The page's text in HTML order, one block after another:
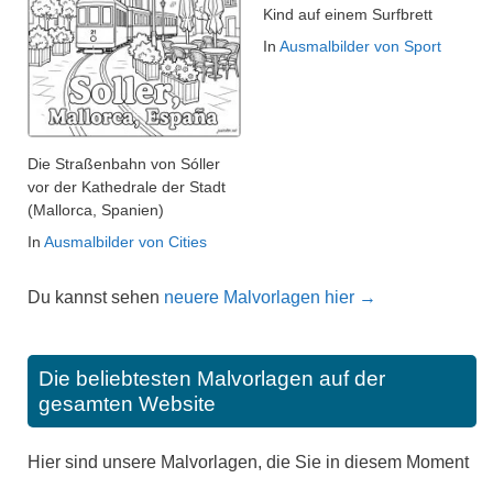
Die Straßenbahn von Sóller
vor der Kathedrale der Stadt
(Mallorca, Spanien)
In Ausmalbilder von Cities
Kind auf einem Surfbrett
In Ausmalbilder von Sport
Du kannst sehen neuere Malvorlagen hier →
Die beliebtesten Malvorlagen auf der
gesamten Website
Hier sind unsere Malvorlagen, die Sie in diesem Moment